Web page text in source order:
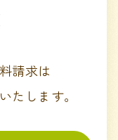
請求は
たします。